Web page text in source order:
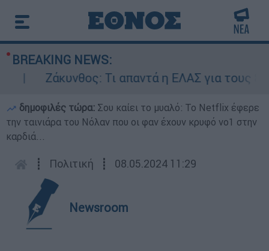
BREAKING NEWS:
Ζάκυνθος: Τι απαντά η ΕΛΑΣ για τους 8
δημοφιλές τώρα: Σου καίει το μυαλό: Το Netflix έφερε
την ταινιάρα του Νόλαν που οι φαν έχουν κρυφό νο1 στην
καρδιά...
┋ Πολιτική ┋ 08.05.2024 11:29
Newsroom